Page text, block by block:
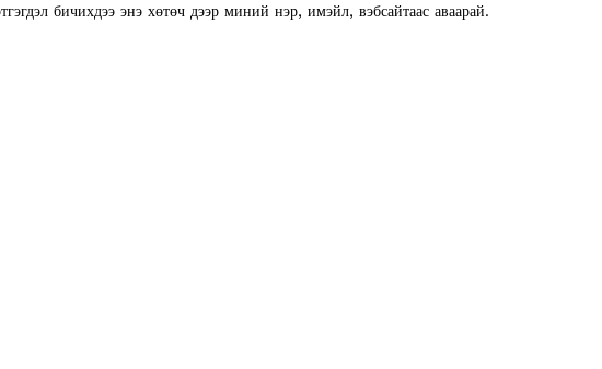
SUBSCRIBE NOW
бичихдээ энэ хөтөч дээр миний нэр, имэйл, вэбсайтаас аваарай.